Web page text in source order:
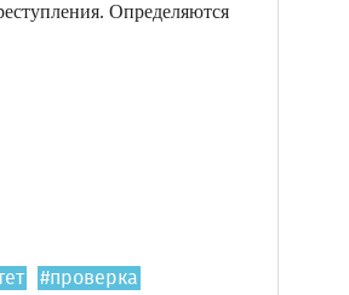
Определяются
#проверка